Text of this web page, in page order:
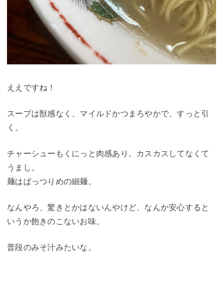
ええですね！
スープは獣感なく、マイルドかつまろやかで、すっと引
く。
チャーシューもくにっと肉感あり。カスカスしてなくて
うまし。
麺はぱっつりめの細麺。
なんやろ、驚きとかはないんやけど、なんか安心すると
いうか飽きのこないお味。
普段のみそ汁みたいな。